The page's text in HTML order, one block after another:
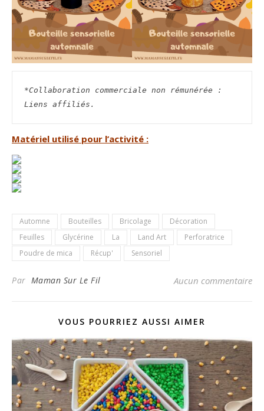
*Collaboration commerciale non rémunérée :
Liens affiliés.
Matériel utilisé pour l’activité :
Automne Bouteilles Bricolage
Décoration
Feuilles
Glycérine La Land Art
Perforatrice
Poudre de mica
Récup' Sensoriel
Par Maman Sur Le Fil Aucun commentaire
VOUS POURRIEZ AUSSI AIMER